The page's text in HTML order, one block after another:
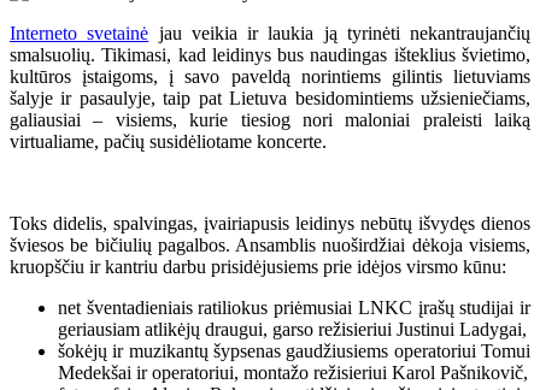
Interneto svetainė jau veikia ir laukia ją tyrinėti nekantraujančių
smalsuolių. Tikimasi, kad leidinys bus naudingas išteklius švietimo,
kultūros įstaigoms, į savo paveldą norintiems gilintis lietuviams
šalyje ir pasaulyje, taip pat Lietuva besidomintiems užsieniečiams,
galiausiai – visiems, kurie tiesiog nori maloniai praleisti laiką
virtualiame, pačių susidėliotame koncerte.
Toks didelis, spalvingas, įvairiapusis leidinys nebūtų išvydęs dienos
šviesos be bičiulių pagalbos. Ansamblis nuoširdžiai dėkoja visiems,
kruopščiu ir kantriu darbu prisidėjusiems prie idėjos virsmo kūnu:
net šventadieniais ratiliokus priėmusiai LNKC įrašų studijai ir
geriausiam atlikėjų draugui, garso režisieriui Justinui Ladygai,
šokėjų ir muzikantų šypsenas gaudžiusiems operatoriui Tomui
Medekšai ir operatoriui, montažo režisieriui Karol Pašnikovič,